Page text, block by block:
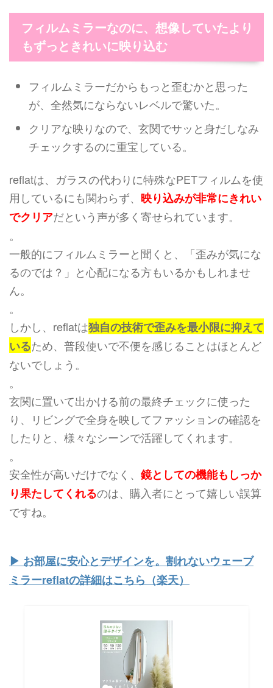
フィルムミラーなのに、想像していたより
もずっときれいに映り込む
フィルムミラーだからもっと歪むかと思った
が、全然気にならないレベルで驚いた。
クリアな映りなので、玄関でサッと身だしなみ
チェックするのに重宝している。
reflatは、ガラスの代わりに特殊なPETフィルムを使
用しているにも関わらず、 映り込みが非常にきれい
でクリアだという声が多く寄せられています。
。
一般的にフィルムミラーと聞くと、「歪みが気にな
るのでは？」と心配になる方もいるかもしれませ
ん。
。
しかし、reflatは独自の技術で歪みを最小限に抑えて
いるため、普段使いで不便を感じることはほとんど
ないでしょう。
。
玄関に置いて出かける前の最終チェックに使った
り、リビングで全身を映してファッションの確認を
したりと、様々なシーンで活躍してくれます。
。
安全性が高いだけでなく、 鏡としての機能もしっか
り果たしてくれるのは、購入者にとって嬉しい誤算
ですね。
▶︎ お部屋に安心とデザインを。割れないウェーブ
ミラーreflatの詳細はこちら（楽天）